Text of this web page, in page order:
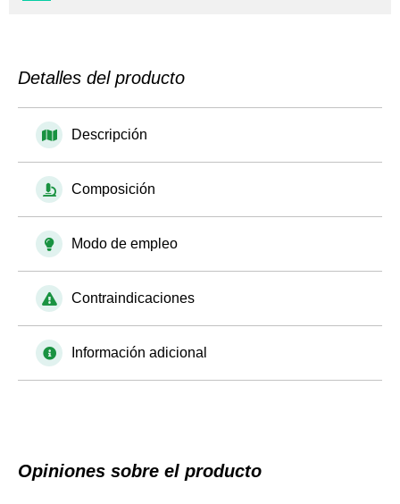
Detalles del producto
Descripción
Composición
Modo de empleo
Contraindicaciones
Información adicional
Opiniones sobre el producto